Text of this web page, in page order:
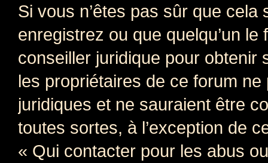
Si vous n’êtes pas sûr que
enregistrez ou que quelqu’un
conseiller juridique pour obtenir
les propriétaires de ce forum
juridiques et ne sauraient être
toutes sortes, à l’exception de
« Qui contacter pour les abus